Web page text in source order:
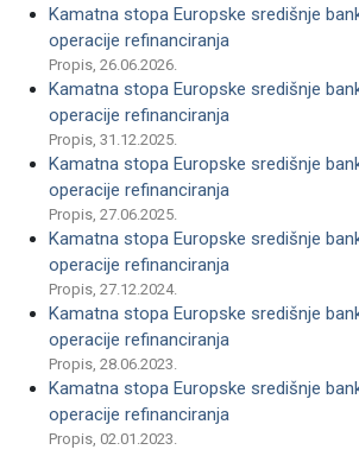
Kamatna stopa Europske središnje
operacije refinanciranja
Propis, 26.06.2026.
Kamatna stopa Europske središnje
operacije refinanciranja
Propis, 31.12.2025.
Kamatna stopa Europske središnje
operacije refinanciranja
Propis, 27.06.2025.
Kamatna stopa Europske središnje
operacije refinanciranja
Propis, 27.12.2024.
Kamatna stopa Europske središnje
operacije refinanciranja
Propis, 28.06.2023.
Kamatna stopa Europske središnje
operacije refinanciranja
Propis, 02.01.2023.